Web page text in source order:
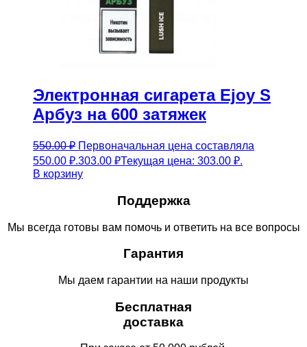
Электронная сигарета Ejoy S
Арбуз на 600 затяжек
550.00₽ Первоначальная цена составляла
550.00 ₽.303.00 ₽Текущая цена: 303.00 ₽.
В корзину
Поддержка
Мы всегда готовы вам помочь и ответить на все вопросы
Гарантия
Мы даем гарантии на наши продукты
Бесплатная
доставка